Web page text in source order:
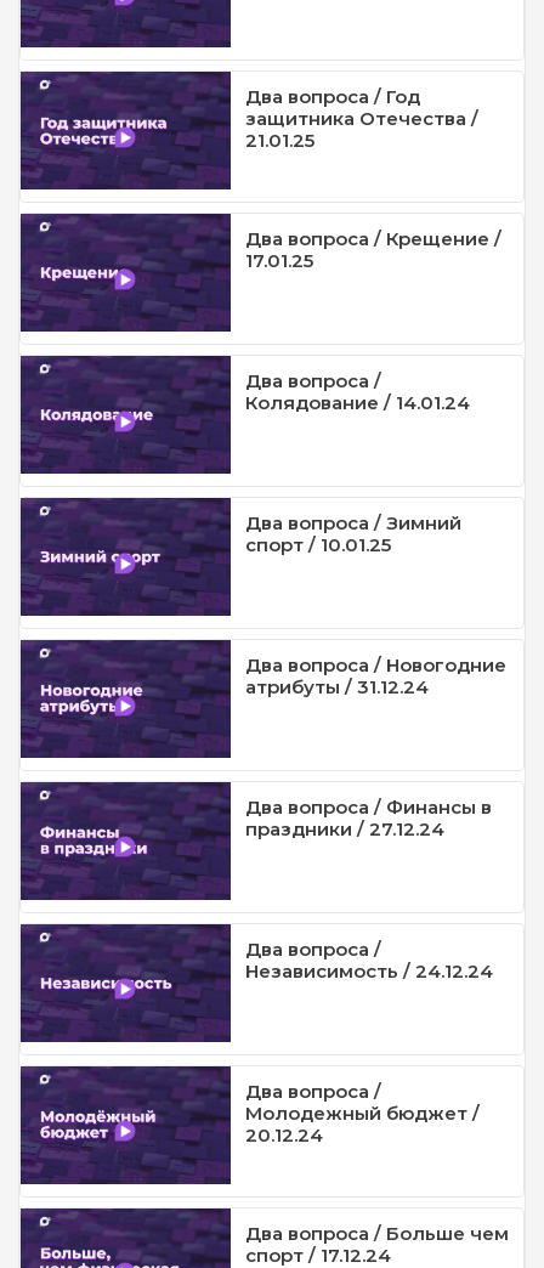
Два вопроса / Год
защитника Отечества /
21.01.25
Два вопроса / Крещение /
17.01.25
Два вопроса /
Колядование / 14.01.24
Два вопроса / Зимний
спорт / 10.01.25
Два вопроса / Новогодние
атрибуты / 31.12.24
Два вопроса / Финансы в
праздники / 27.12.24
Два вопроса /
Независимость / 24.12.24
Два вопроса /
Молодежный бюджет /
20.12.24
Два вопроса / Больше чем
спорт / 17.12.24